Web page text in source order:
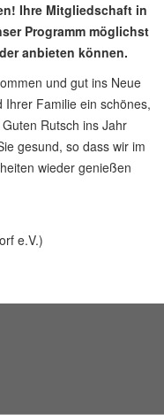
Ihre Mitgliedschaft in
Programm möglichst
anbieten können.
und gut ins Neue
Familie ein schönes,
Rutsch ins Jahr
gesund, so dass wir im
wieder genießen
e.V.)